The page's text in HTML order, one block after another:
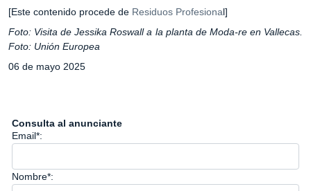
[Este contenido procede de Residuos Profesional]
Foto: Visita de Jessika Roswall a la planta de Moda-re en Vallecas.
Foto: Unión Europea
06 de mayo 2025
Consulta al anunciante
Email*:
Nombre*: